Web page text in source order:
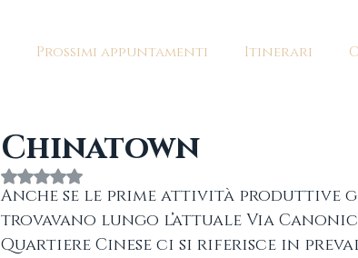
Prossimi appuntamenti Itinerari
Chinatown
Valutazione NaN stelle su 5.
Anche se le prime attività produttive
trovavano lungo l’attuale Via
Quartiere Cinese ci si riferisce in